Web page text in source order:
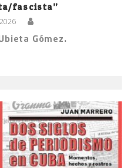
fascista”
Gómez.